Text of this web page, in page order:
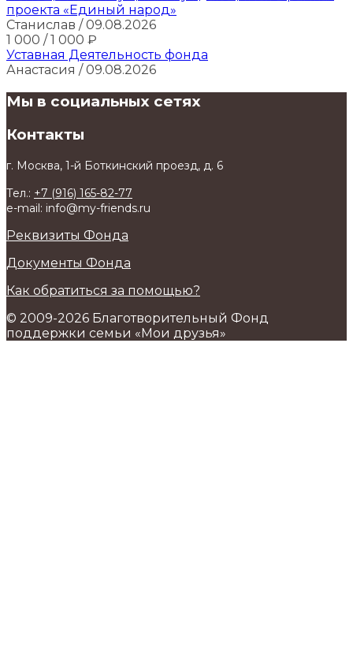
проекта «Единый народ»
Станислав / 09.08.2026
1 000 / 1 000 ₽
Уставная Деятельность фонда
Анастасия / 09.08.2026
Мы в социальных сетях
Контакты
г. Москва, 1-й Боткинский проезд, д. 6
Тел.: +7 (916) 165-82-77
e-mail: info@my-friends.ru
Реквизиты Фонда
Документы Фонда
Как обратиться за помощью?
© 2009-2026 Благотворительный Фонд
поддержки семьи «Мои друзья»